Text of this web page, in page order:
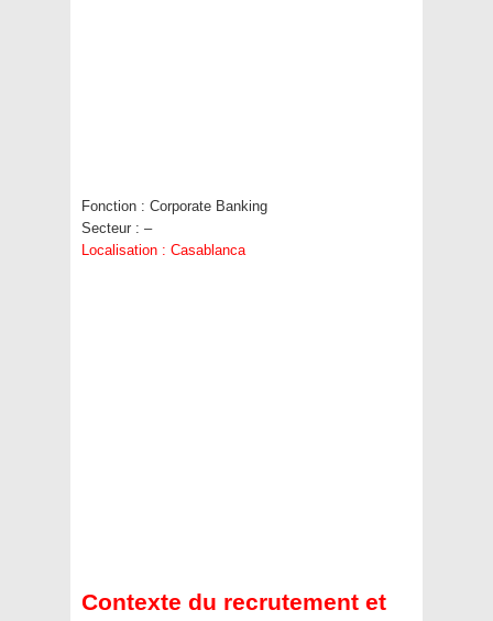
Fonction : Corporate Banking
Secteur : –
Localisation : Casablanca
Contexte du recrutement et